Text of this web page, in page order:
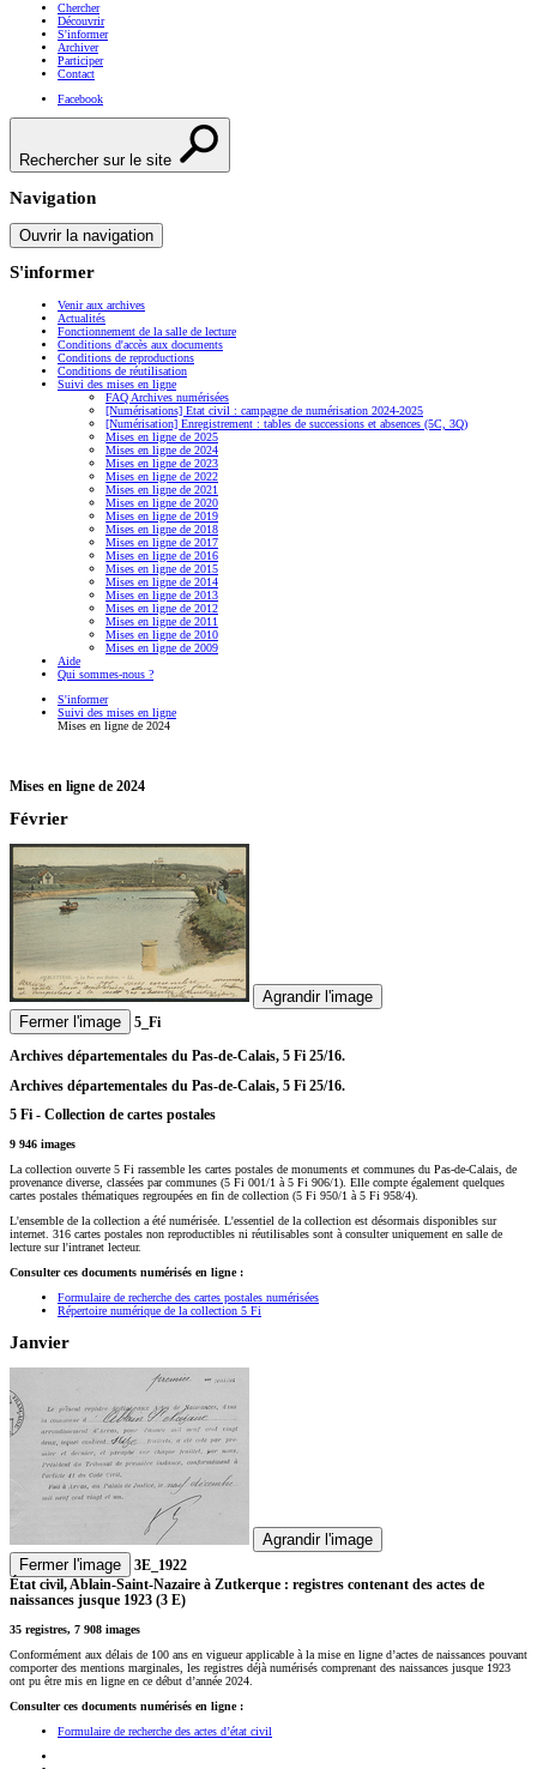
Chercher
Découvrir
S'informer
Archiver
Participer
Contact
Facebook
Rechercher sur le site
Navigation
Ouvrir la navigation
S'informer
Venir aux archives
Actualités
Fonctionnement de la salle de lecture
Conditions d'accès aux documents
Conditions de reproductions
Conditions de réutilisation
Suivi des mises en ligne
FAQ Archives numérisées
[Numérisations] Etat civil : campagne de numérisation 2024-2025
[Numérisation] Enregistrement : tables de successions et absences (5C, 3Q)
Mises en ligne de 2025
Mises en ligne de 2024
Mises en ligne de 2023
Mises en ligne de 2022
Mises en ligne de 2021
Mises en ligne de 2020
Mises en ligne de 2019
Mises en ligne de 2018
Mises en ligne de 2017
Mises en ligne de 2016
Mises en ligne de 2015
Mises en ligne de 2014
Mises en ligne de 2013
Mises en ligne de 2012
Mises en ligne de 2011
Mises en ligne de 2010
Mises en ligne de 2009
Aide
Qui sommes-nous ?
S'informer
Suivi des mises en ligne
Mises en ligne de 2024
Mises en ligne de 2024
Février
Agrandir l'image
Fermer l'image
5_Fi
Archives départementales du Pas-de-Calais, 5 Fi 25/16.
Archives départementales du Pas-de-Calais, 5 Fi 25/16.
5 Fi - Collection de cartes postales
9 946 images
La collection ouverte 5 Fi rassemble les cartes postales de monuments et communes du Pas-de-Calais, de
provenance diverse, classées par communes (5 Fi 001/1 à 5 Fi 906/1). Elle compte également quelques
cartes postales thématiques regroupées en fin de collection (5 Fi 950/1 à 5 Fi 958/4).
L'ensemble de la collection a été numérisée. L'essentiel de la collection est désormais disponibles sur
internet. 316 cartes postales non reproductibles ni réutilisables sont à consulter uniquement en salle de
lecture sur l'intranet lecteur.
Consulter ces documents numérisés en ligne :
Formulaire de recherche des cartes postales numérisées
Répertoire numérique de la collection 5 Fi
Janvier
Agrandir l'image
Fermer l'image
3E_1922
État civil, Ablain-Saint-Nazaire à Zutkerque : registres contenant des actes de
naissances jusque 1923 (3 E)
35 registres, 7 908 images
Conformément aux délais de 100 ans en vigueur applicable à la mise en ligne d’actes de naissances pouvant
comporter des mentions marginales, les registres déjà numérisés comprenant des naissances jusque 1923
ont pu être mis en ligne en ce début d’année 2024.
Consulter ces documents numérisés en ligne :
Formulaire de recherche des actes d’état civil